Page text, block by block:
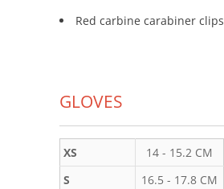
Red carbine carabiner clips
GLOVES
XS
14 - 15.2 CM
S
16.5 - 17.8 CM